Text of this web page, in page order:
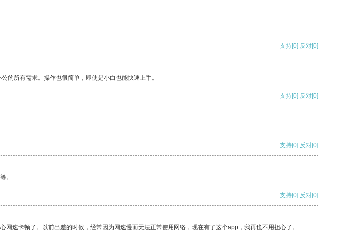
支持[0] 反对[0]
的所有需求。操作也很简单，即使是小白也能快速上手。
支持[0] 反对[0]
支持[0] 反对[0]
。
支持[0] 反对[0]
速卡顿了。以前出差的时候，经常因为网速慢而无法正常使用网络，现在有了这个app，我再也不用担心了。